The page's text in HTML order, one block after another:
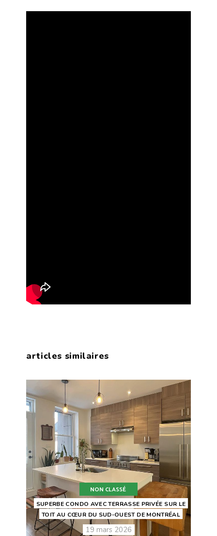
articles similaires
NON CLASSÉ
SUPERBE CONDO AVEC TERRASSE PRIVÉE SUR LE
TOIT AU CŒUR DU SUD-OUEST DE MONTRÉAL
19 mars 2026